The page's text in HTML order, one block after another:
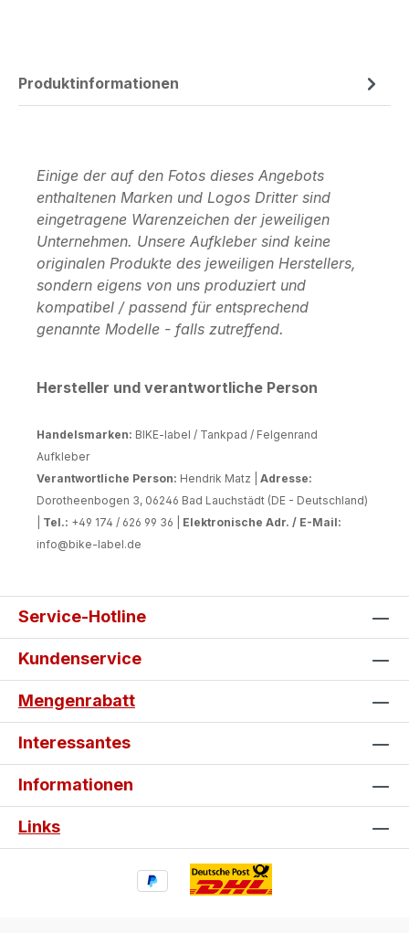
Produktinformationen
Einige der auf den Fotos dieses Angebots
enthaltenen Marken und Logos Dritter sind
eingetragene Warenzeichen der jeweiligen
Unternehmen. Unsere Aufkleber sind keine
originalen Produkte des jeweiligen Herstellers,
sondern eigens von uns produziert und
kompatibel / passend für entsprechend
genannte Modelle - falls zutreffend.
Hersteller und verantwortliche Person
Handelsmarken: BIKE-label / Tankpad / Felgenrand
Aufkleber
Verantwortliche Person: Hendrik Matz | Adresse:
Dorotheenbogen 3, 06246 Bad Lauchstädt (DE - Deutschland)
Tel.: +49 174 / 626 99 36 | Elektronische Adr. / E-Mail:
info@bike-label.de
Service-Hotline
Kundenservice
Mengenrabatt
Interessantes
Informationen
Links